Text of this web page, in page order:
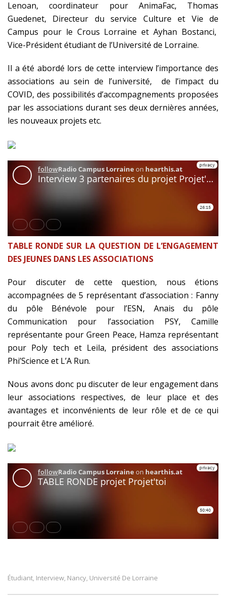
Lenoan, coordinateur pour AnimaFac, Thomas
Guedenet, Directeur du service Culture et Vie de
Campus pour le Crous Lorraine et Ayhan Bostanci,
Vice-Président étudiant de l’Université de Lorraine.
Il a été abordé lors de cette interview l’importance des
associations au sein de l’université, de l’impact du
COVID, des possibilités d’accompagnements proposées
par les associations durant ses deux dernières années,
les nouveaux projets etc.
TABLE RONDE SUR LA QUESTION DE L’ENGAGEMENT
DES JEUNES DANS LES ASSOCIATIONS
Pour discuter de cette question, nous étions
accompagnées de 5 représentant d’association : Fanny
du pôle Bénévole pour l’ESN, Anais du pôle
Communication pour l’association PSY, Camille
représentante pour Green Peace, Hamza représentant
pour Poly tech et Leila, président des associations
Phi’Science et L’A Run.
Nous avons donc pu discuter de leur engagement dans
leur associations respectives, de leur place et des
avantages et inconvénients de leur rôle et de ce qui
pourrait être amélioré.
Étudiant, Interview, Nancy, Université De Lorraine